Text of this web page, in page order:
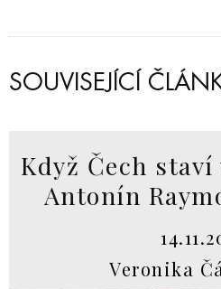
SOUVISEJÍCÍ
Když Čech staví
Antonín
Veronika